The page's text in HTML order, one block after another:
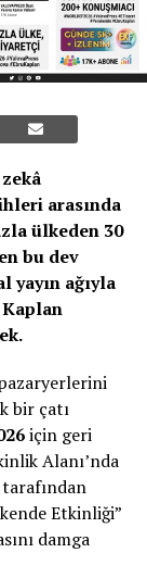
arasında
ülkeden 30
bu dev
yayın ağıyla
Kaplan
bir çatı
için geri
Alanı’nda
Etkinliği”
damga